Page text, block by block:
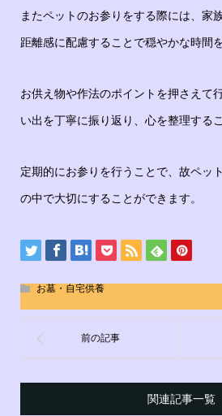
またペットのお参りをする際には、家
距離感に配慮することで穏やかな時間
お供え物や作法のポイントを押さえて
い出を丁寧に振り返り、心を整理する
定期的にお参りを行うことで、故ペッ
の中で大切にすることができます。
お墓・自宅供養
関連記事一覧